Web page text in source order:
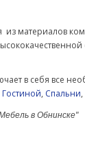
из материалов
в себя все
Гостиной, Спальни,
в Обнинске"